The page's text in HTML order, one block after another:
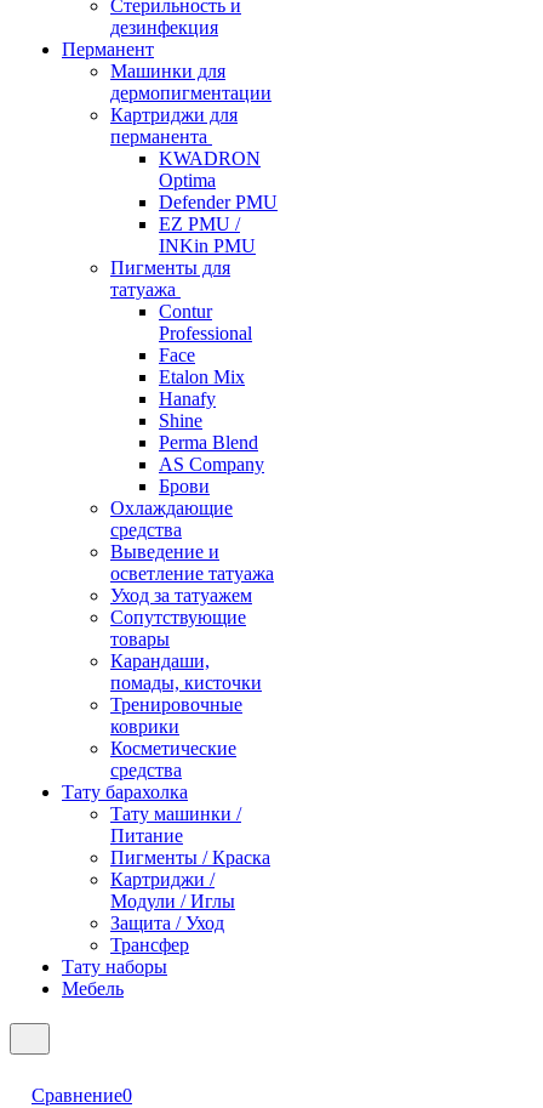
Стерильность и
дезинфекция
Перманент
Машинки для
дермопигментации
Картриджи для
перманента
KWADRON
Optima
Defender PMU
EZ PMU /
INKin PMU
Пигменты для
татуажа
Contur
Professional
Face
Etalon Mix
Hanafy
Shine
Perma Blend
AS Company
Брови
Охлаждающие
средства
Выведение и
осветление татуажа
Уход за татуажем
Сопутствующие
товары
Карандаши,
помады, кисточки
Тренировочные
коврики
Косметические
средства
Тату барахолка
Тату машинки /
Питание
Пигменты / Краска
Картриджи /
Модули / Иглы
Защита / Уход
Трансфер
Тату наборы
Мебель
Сравнение0